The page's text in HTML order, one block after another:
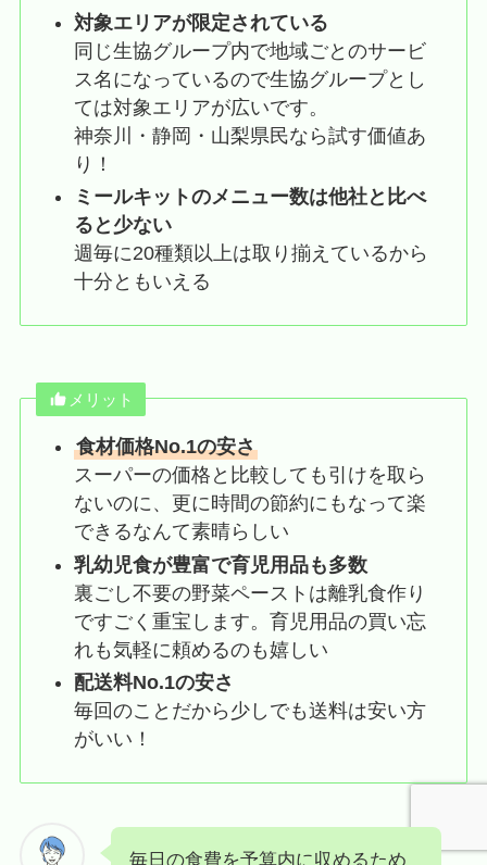
対象エリアが限定されている
同じ生協グループ内で地域ごとのサービ
ス名になっているので生協グループとし
ては対象エリアが広いです。
神奈川・静岡・山梨県民なら試す価値あ
り！
ミールキットのメニュー数は他社と比べ
ると少ない
週毎に20種類以上は取り揃えているから
十分ともいえる
メリット
食材価格No.1の安さ
スーパーの価格と比較しても引けを取ら
ないのに、更に時間の節約にもなって楽
できるなんて素晴らしい
乳幼児食が豊富で育児用品も多数
裏ごし不要の野菜ペーストは離乳食作り
ですごく重宝します。育児用品の買い忘
れも気軽に頼めるのも嬉しい
配送料No.1の安さ
毎回のことだから少しでも送料は安い方
がいい！
毎日の食費を予算内に収めるため